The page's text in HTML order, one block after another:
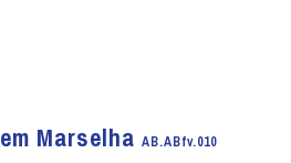
Marselha AB.ABfv.010